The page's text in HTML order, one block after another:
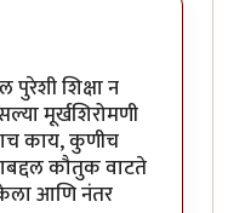
पुरेशी शिक्षा न
मूर्खशिरोमणी
काय, कुणीच
कौतुक वाटते
आणि नंतर